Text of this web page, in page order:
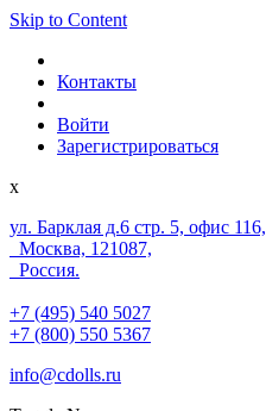
Skip to Content
Контакты
Войти
Зарегистрироваться
x
ул. Барклая д.6 стр. 5, офис 116,
Москва, 121087,
Россия.
+7 (495) 540 5027
+7 (800) 550 5367
info@cdolls.ru